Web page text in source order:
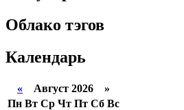
Облако тэгов
Календарь
« Август 2026 »
Пн Вт Ср Чт Пт Сб Вс